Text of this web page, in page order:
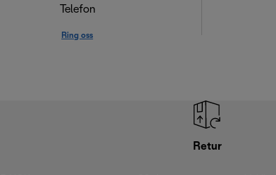
Telefon
Ring oss
Retur